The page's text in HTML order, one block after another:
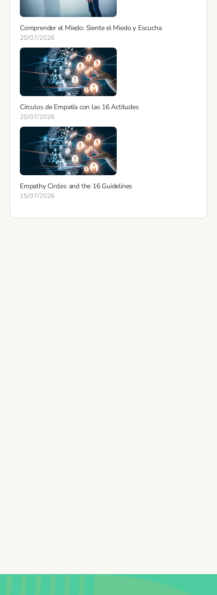
Comprender el Miedo: Siente el Miedo y Escucha
20/07/2026
Círculos de Empatía con las 16 Actitudes
20/07/2026
Empathy Circles and the 16 Guidelines
15/07/2026